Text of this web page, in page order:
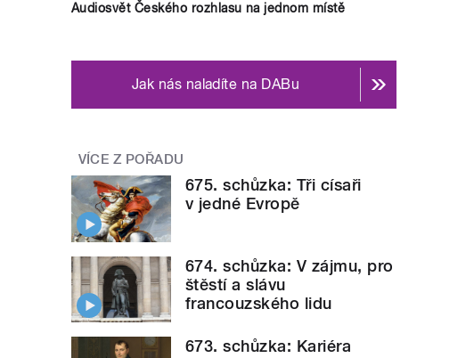
Audiosvět Českého rozhlasu na jednom místě
Jak nás naladíte na DABu
VÍCE Z POŘADU
675. schůzka: Tři císaři
v jedné Evropě
674. schůzka: V zájmu, pro
štěstí a slávu
francouzského lidu
673. schůzka: Kariéra